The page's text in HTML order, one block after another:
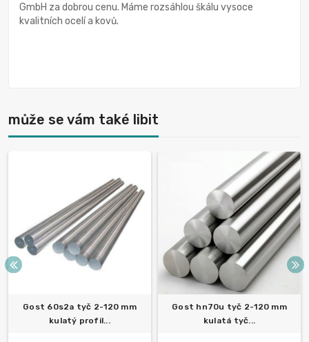
GmbH za dobrou cenu. Máme rozsáhlou škálu vysoce
kvalitních ocelí a kovů.
může se vám také libit
Gost 60s2a tyč 2-120 mm
kulatý profil...
Gost hn70u tyč 2-120 mm
kulatá tyč...